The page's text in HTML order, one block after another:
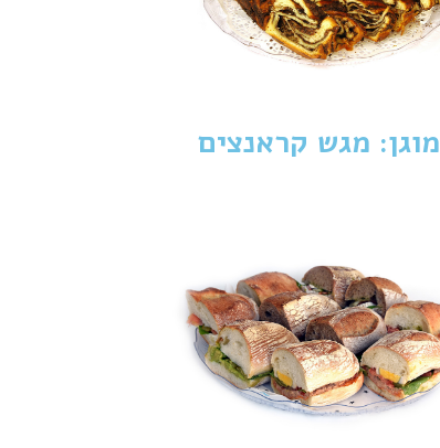
מוגן: מגש קראנצים